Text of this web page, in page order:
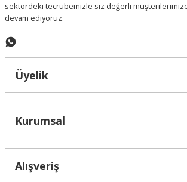
sektördeki tecrübemizle siz değerli
devam ediyoruz.
Üyelik
Kurumsal
Alışveriş